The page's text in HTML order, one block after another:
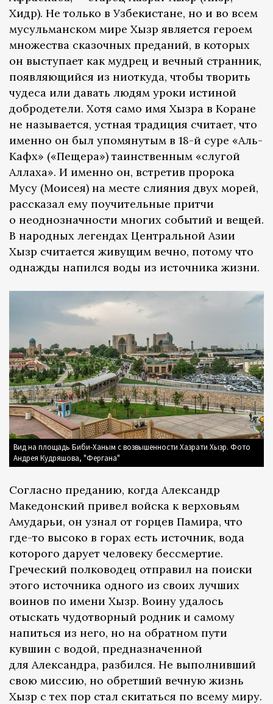
Хидр). Не только в Узбекистане, но и во всем
мусульманском мире Хызр является героем
множества сказочных преданий, в которых
он выступает как мудрец и вечный странник,
появляющийся из ниоткуда, чтобы творить
чудеса или давать людям уроки истиной
добродетели. Хотя само имя Хызра в Коране
не называется, устная традиция считает, что
именно он был упомянутым в 18-й суре «Аль-
Кафх» («Пещера») таинственным «слугой
Аллаха». И именно он, встретив пророка
Мусу (Моисея) на месте слияния двух морей,
рассказал ему поучительные притчи
о неоднозначности многих событий и вещей.
В народных легендах Центральной Азии
Хызр считается живущим вечно, потому что
однажды напился воды из источника жизни.
Вид на площадь Биби-Ханым с возвышенности Хазрати Хызр. Фото
Андрея Кудряшова, "Фергана"
Согласно преданию, когда Александр
Македонский привел войска к верховьям
Амударьи, он узнал от горцев Памира, что
где-то высоко в горах есть источник, вода
которого дарует человеку бессмертие.
Греческий полководец отправил на поиски
этого источника одного из своих лучших
воинов по имени Хызр. Воину удалось
отыскать чудотворный родник и самому
напиться из него, но на обратном пути
кувшин с водой, предназначенной
для Александра, разбился. Не выполнивший
свою миссию, но обретший вечную жизнь
Хызр с тех пор стал скитаться по всему миру.